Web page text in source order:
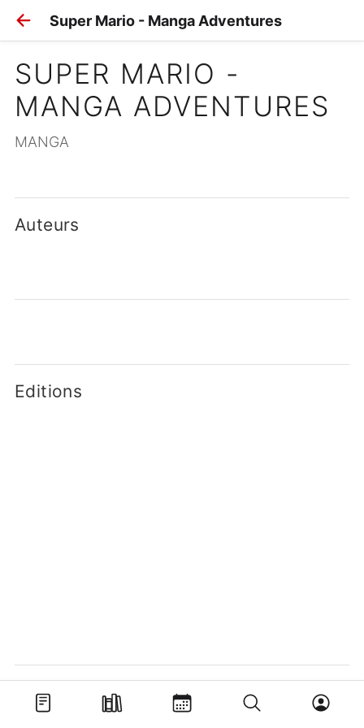
Super Mario - Manga Adventures
SUPER MARIO -
MANGA ADVENTURES
MANGA
Auteurs
Editions